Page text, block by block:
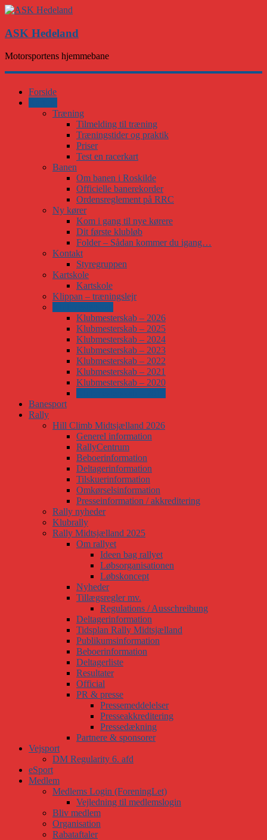
ASK Hedeland
Motorsportens hjemmebane
Forside
Træning
Tilmelding til træning
Træningstider og praktik
Priser
Test en racerkart
Banen
Om banen i Roskilde
Officielle banerekorder
Ordensreglement på RRC
Ny kører
Kom i gang til nye kørere
Dit første klubløb
Folder – Sådan kommer du igang…
Kontakt
Styregruppen
Kartskole
Kartskole
Klippan – træningslejr
Klubmesterskab – 2026
Klubmesterskab – 2025
Klubmesterskab – 2024
Klubmesterskab – 2023
Klubmesterskab – 2022
Klubmesterskab – 2021
Klubmesterskab – 2020
Banesport
Rally
Hill Climb Midtsjælland 2026
Generel information
RallyCentrum
Beboerinformation
Deltagerinformation
Tilskuerinformation
Omkørselsinformation
Presseinformation / akkreditering
Rally nyheder
Klubrally
Rally Midtsjælland 2025
Om rallyet
Ideen bag rallyet
Løbsorganisationen
Løbskoncept
Nyheder
Tillægsregler mv.
Regulations / Ausschreibung
Deltagerinformation
Tidsplan Rally Midtsjælland
Publikumsinformation
Beboerinformation
Deltagerliste
Resultater
Official
PR & presse
Pressemeddelelser
Presseakkreditering
Pressedækning
Partnere & sponsorer
Vejsport
DM Regularity 6. afd
eSport
Medlem
Medlems Login (ForeningLet)
Vejledning til medlemslogin
Bliv medlem
Organisation
Rabataftaler